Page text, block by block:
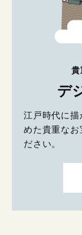
貴
デ
江戸時代に
めた貴重なお
ださい。